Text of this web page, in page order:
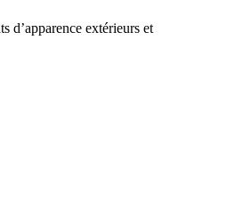
d’apparence extérieurs et